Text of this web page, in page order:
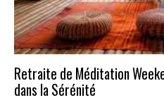
Retraite de Méditation
dans la Sérénité